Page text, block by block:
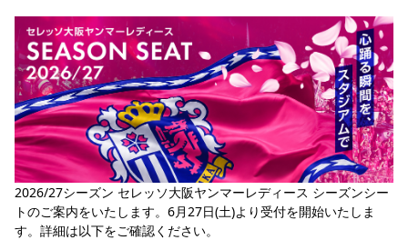
YANMAR HANASAKA STADIUM
パートナー・スポンサー一覧
スポーツクラブ
スポーツクラブ
すべて チーム グッズ チケット イベント パートナー
アカデミー
2026/27シーズン セレッソ大阪ヤンマーレディース シーズンシー
トのご案内をいたします。6月27日(土)より受付を開始いたしま
す。詳細は以下をご確認ください。